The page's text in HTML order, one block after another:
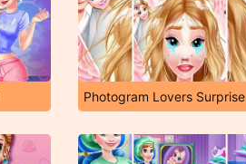
Photogram Lovers Surprise